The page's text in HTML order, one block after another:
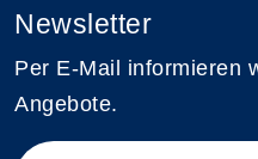
Newsletter
Per E-Mail informieren
Angebote.